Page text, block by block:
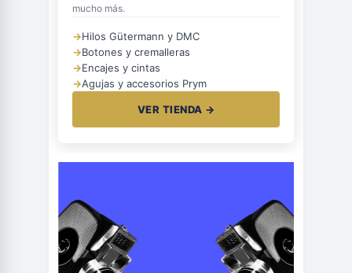
mucho más.
→Hilos Gütermann y DMC
→Botones y cremalleras
→Encajes y cintas
→Agujas y accesorios Prym
VER TIENDA →